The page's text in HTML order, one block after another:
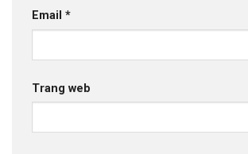
Email *
Trang web